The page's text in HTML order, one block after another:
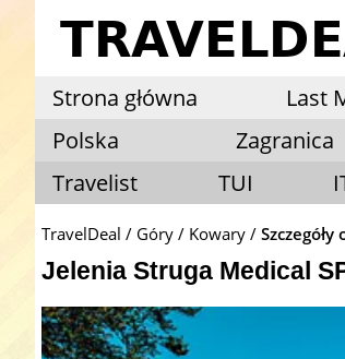
Strona główna Last
Polska
Zagranica
Travelist
TUI
TravelDeal Góry Kowary Szczegóły
Jelenia Struga Medical